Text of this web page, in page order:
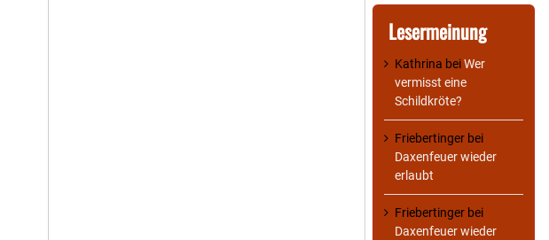
Lesermeinung
Kathrina beiWer
vermisst eine
Schildkröte?
Friebertinger bei
Daxenfeuer wieder
erlaubt
Friebertinger bei
Daxenfeuer wieder